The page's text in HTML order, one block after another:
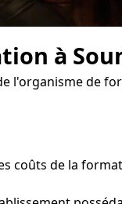
à
l'organisme de
coûts de la